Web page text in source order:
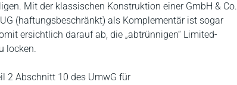
Mit der klassischen Konstruktion einer GmbH & Co.
(haftungsbeschränkt) als Komplementär ist sogar
ersichtlich darauf ab, die „abtrünnigen“ Limited-
locken.
2 Abschnitt 10 des UmwG für